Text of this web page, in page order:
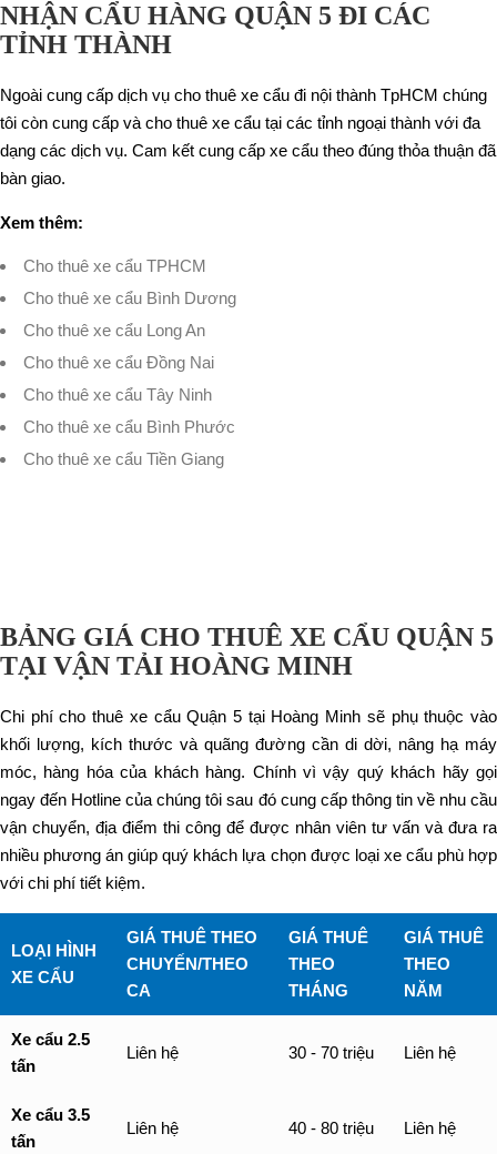
NHẬN CẨU HÀNG QUẬN 5 ĐI CÁC
TỈNH THÀNH
Ngoài cung cấp dịch vụ cho thuê xe cẩu đi nội thành TpHCM chúng
tôi còn cung cấp và cho thuê xe cẩu tại các tỉnh ngoại thành với đa
dạng các dịch vụ. Cam kết cung cấp xe cẩu theo đúng thỏa thuận đã
bàn giao.
Xem thêm:
Cho thuê xe cẩu TPHCM
Cho thuê xe cẩu Bình Dương
Cho thuê xe cẩu Long An
Cho thuê xe cẩu Đồng Nai
Cho thuê xe cẩu Tây Ninh
Cho thuê xe cẩu Bình Phước
Cho thuê xe cẩu Tiền Giang
BẢNG GIÁ CHO THUÊ XE CẨU QUẬN 5
TẠI VẬN TẢI HOÀNG MINH
Chi phí cho thuê xe cẩu Quận 5 tại Hoàng Minh sẽ phụ thuộc vào
khối lượng, kích thước và quãng đường cần di dời, nâng hạ máy
móc, hàng hóa của khách hàng. Chính vì vậy quý khách hãy gọi
ngay đến Hotline của chúng tôi sau đó cung cấp thông tin về nhu cầu
vận chuyển, địa điểm thi công để được nhân viên tư vấn và đưa ra
nhiều phương án giúp quý khách lựa chọn được loại xe cẩu phù hợp
với chi phí tiết kiệm.
LOẠI HÌNH
XE CẨU
GIÁ THUÊ THEO
CHUYẾN/THEO
CA
GIÁ THUÊ
THEO
THÁNG
GIÁ THUÊ
THEO
NĂM
Xe cẩu 2.5
tấn
Liên hệ 30 - 70 triệu Liên hệ
Xe cẩu 3.5
tấn
Liên hệ 40 - 80 triệu Liên hệ